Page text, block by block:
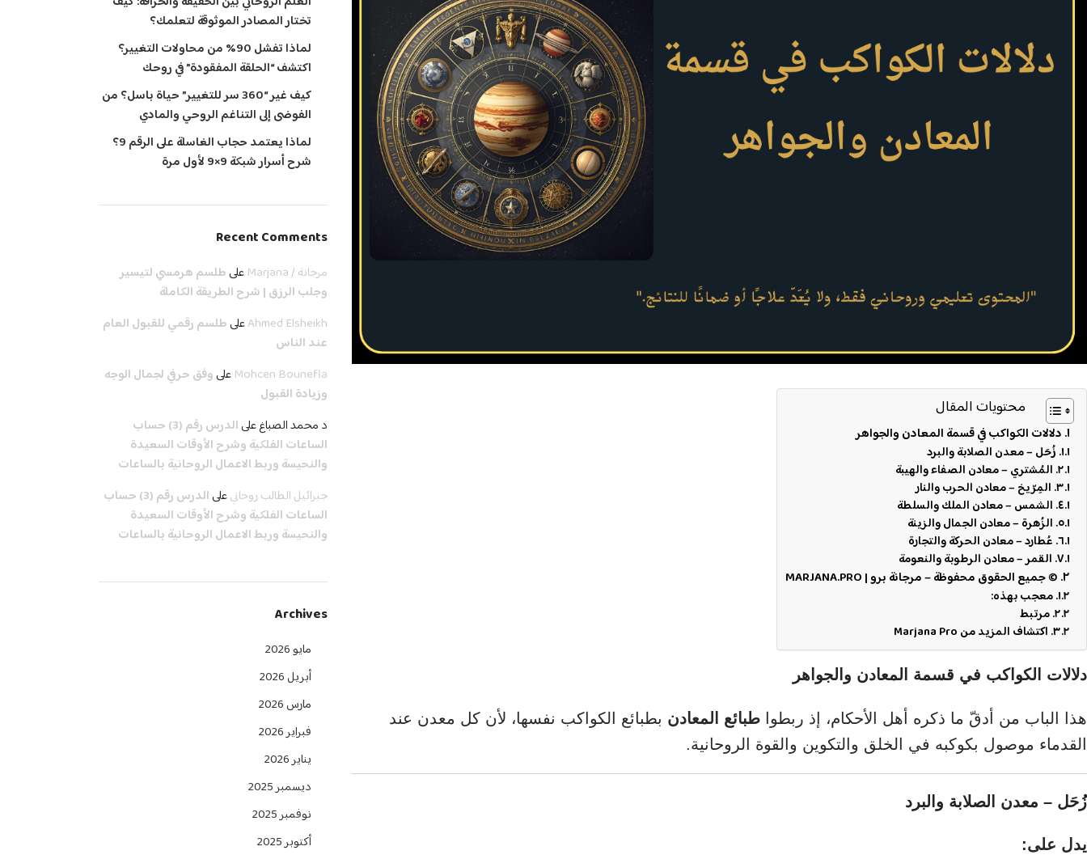
محتويات المقال
دلالات الكواكب في قسمة المعادن والجواهر
زُحَل – معدن الصلابة والبرد
المُشتري – معادن الصفاء والهيبة
المِرّيخ – معادن الحرب والنار
الشمس – معادن الملك والسلطة
الزُهرة – معادن الجمال والزينة
عُطارد – معادن الحركة والتجارة
القمر – معادن الرطوبة والنعومة
© جميع الحقوق محفوظة – مرجانة برو | MARJANA.PRO
معجب بهذه:
مرتبط
اكتشاف المزيد من Marjana Pro
دلالات الكواكب في قسمة المعادن والجواهر
هذا الباب من أدقّ ما ذكره أهل الأحكام، إذ ربطوا طبائع المعادن بطبائع الكواكب نفسها، لأن كل معدن عند
القدماء موصول بكوكبه في الخلق والتكوين والقوة الروحانية.
زُحَل – معدن الصلابة والبرد
يدل على:
تختار المصادر الموثوقة لتعلمك؟
لماذا تفشل 90% من محاولات التغيير؟
اكتشف “الحلقة المفقودة” في روحك
كيف غير “360 سر للتغيير” حياة باسل؟ من
الفوضى إلى التناغم الروحي والمادي
لماذا يعتمد حجاب الغاسلة على الرقم 9؟
شرح أسرار شبكة 9×9 لأول مرة
Recent Comments
مرجانة / Marjana علىطلسم هرمسي لتيسير
وجلب الرزق | شرح الطريقة الكاملة
Ahmed Elsheikhعلىطلسم رقمي للقبول العام
عند الناس
Mohcen Bounefla علىوفق حرفي لجمال الوجه
وزيادة القبول
د محمد الصباغعلى
الدرس رقم (3) حساب
الساعات الفلكية وشرح الأوقات السعيدة
والنحيسة وربط الاعمال الروحانية بالساعات
جبرائيل الطالب روحانيعلى
الدرس رقم (3) حساب
الساعات الفلكية وشرح الأوقات السعيدة
والنحيسة وربط الاعمال الروحانية بالساعات
Archives
مايو 2026
أبريل 2026
مارس 2026
فبراير 2026
يناير 2026
ديسمبر 2025
نوفمبر 2025
أكتوبر 2025